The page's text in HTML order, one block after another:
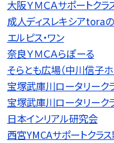
大阪ＹＭＣＡサポートクラ
成人ディスレキシアtora
エルピス・ワン
奈良ＹＭＣＡらぽーる
そらとも広場（中川信子ホ
宝塚武庫川ロータリーク
宝塚武庫川ロータリーク
日本インリアル研究会
西宮YMCAサポートクラ